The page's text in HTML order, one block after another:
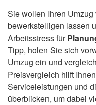
Sie wollen Ihren
bewerkstelligen lassen
Arbeitsstress für
Tipp, holen Sie sich
Umzug ein und
Preisvergleich hilft
Serviceleistungen und
überblicken, um dabei